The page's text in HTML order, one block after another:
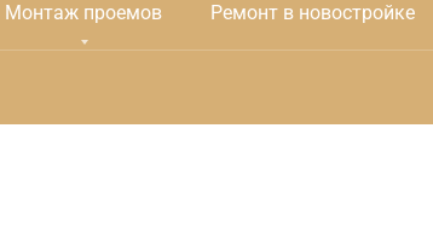
Монтаж проемов Ремонт в новостройке